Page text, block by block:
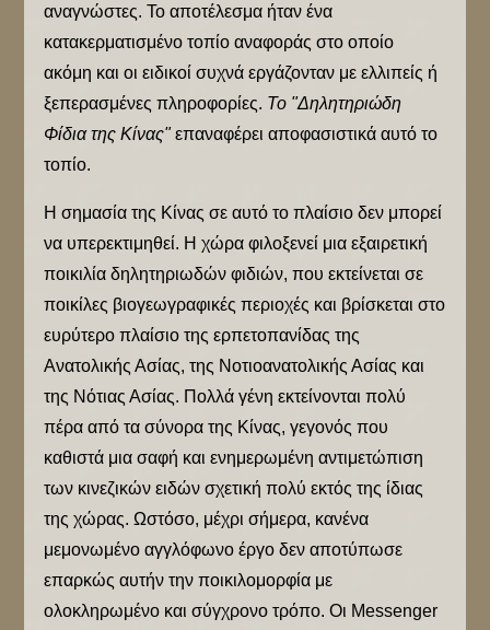
αναγνώστες. Το αποτέλεσμα ήταν ένα
κατακερματισμένο τοπίο αναφοράς στο οποίο
ακόμη και οι ειδικοί συχνά εργάζονταν με ελλιπείς ή
ξεπερασμένες πληροφορίες. Το "Δηλητηριώδη
Φίδια της Κίνας"επαναφέρει αποφασιστικά αυτό το
τοπίο.
Η σημασία της Κίνας σε αυτό το πλαίσιο δεν μπορεί
να υπερεκτιμηθεί. Η χώρα φιλοξενεί μια εξαιρετική
ποικιλία δηλητηριωδών φιδιών, που εκτείνεται σε
ποικίλες βιογεωγραφικές περιοχές και βρίσκεται στο
ευρύτερο πλαίσιο της ερπετοπανίδας της
Ανατολικής Ασίας, της Νοτιοανατολικής Ασίας και
της Νότιας Ασίας. Πολλά γένη εκτείνονται πολύ
πέρα από τα σύνορα της Κίνας, γεγονός που
καθιστά μια σαφή και ενημερωμένη αντιμετώπιση
των κινεζικών ειδών σχετική πολύ εκτός της ίδιας
της χώρας. Ωστόσο, μέχρι σήμερα, κανένα
μεμονωμένο αγγλόφωνο έργο δεν αποτύπωσε
επαρκώς αυτήν την ποικιλομορφία με
ολοκληρωμένο και σύγχρονο τρόπο. Οι Messenger